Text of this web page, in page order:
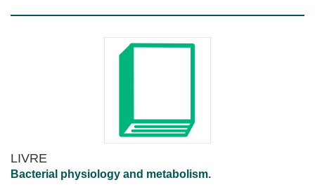
LIVRE
Bacterial physiology and metabolism.